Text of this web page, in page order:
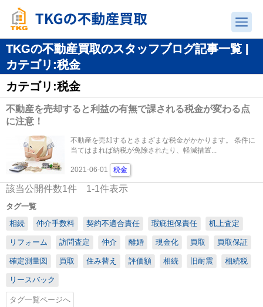
TKGの不動産買取のスタッフブログ記事一覧 |
カテゴリ:税金
カテゴリ:税金
不動産を売却すると利益の有無で課される税金が変わる点
に注意！
不動産を売却するとさまざまな税金がかかります。 条件に
当てはまれば納税が免除されたり、軽減措置...
2021-06-01 税金
該当公開件数1件 1-1件表示
タグ一覧
相続
仲介手数料 契約不適合責任 瑕疵担保責任 机上査定
リフォーム 訪問査定 仲介 離婚 現金化 買取 買取保証
確定測量図 買取 住み替え 評価額 相続 旧耐震 相続税
リースバック
タグ一覧ページへ